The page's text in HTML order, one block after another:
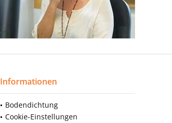
Informationen
Bodendichtung
Cookie-Einstellungen